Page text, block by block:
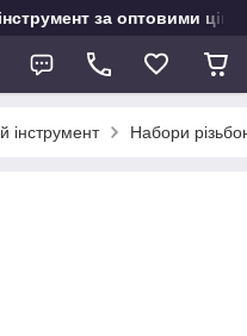
за оптовими
інструмент Набори